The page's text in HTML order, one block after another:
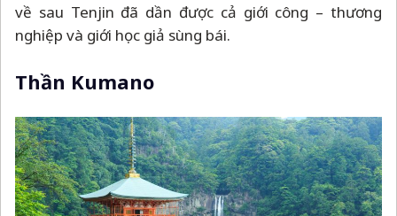
về sau Tenjin đã dần được cả giới công – thương
nghiệp và giới học giả sùng bái.
Thần Kumano